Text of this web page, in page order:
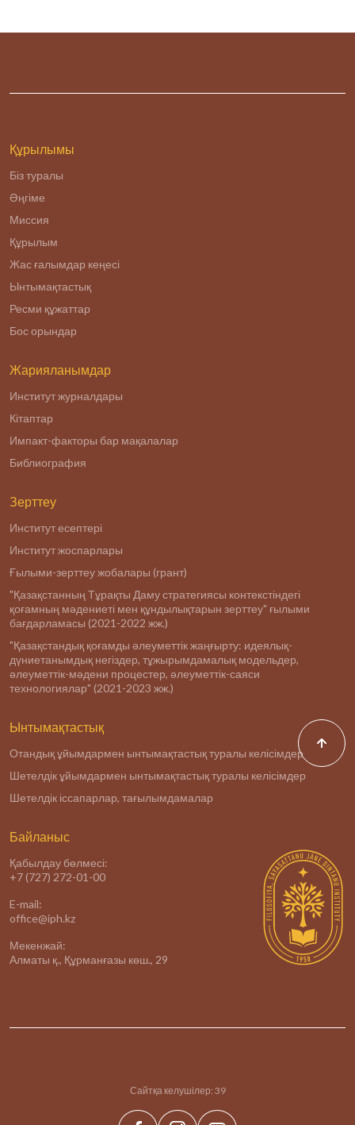
Құрылымы
Біз туралы
Әңгіме
Миссия
Құрылым
Жас ғалымдар кеңесі
Ынтымақтастық
Ресми құжаттар
Бос орындар
Жарияланымдар
Институт журналдары
Кітаптар
Импакт-факторы бар мақалалар
Библиография
Зерттеу
Институт есептері
Институт жоспарлары
Ғылыми-зерттеу жобалары (грант)
"Қазақстанның Тұрақты Даму стратегиясы контекстіндегі
қоғамның мәдениеті мен құндылықтарын зерттеу" ғылыми
бағдарламасы (2021-2022 жж.)
"Қазақстандық қоғамды әлеуметтік жаңғырту: идеялық-
дүниетанымдық негіздер, тұжырымдамалық модельдер,
әлеуметтік-мәдени процестер, әлеуметтік-саяси
технологиялар" (2021-2023 жж.)
Ынтымақтастық
Отандық ұйымдармен ынтымақтастық туралы келісімдер
Шетелдік ұйымдармен ынтымақтастық туралы келісімдер
Шетелдік іссапарлар, тағылымдамалар
Байланыс
Қабылдау бөлмесі:
+7 (727) 272-01-00
E-mail:
office@iph.kz
Мекенжай:
Алматы қ., Құрманғазы көш., 29
Сайтқа келушілер: 39